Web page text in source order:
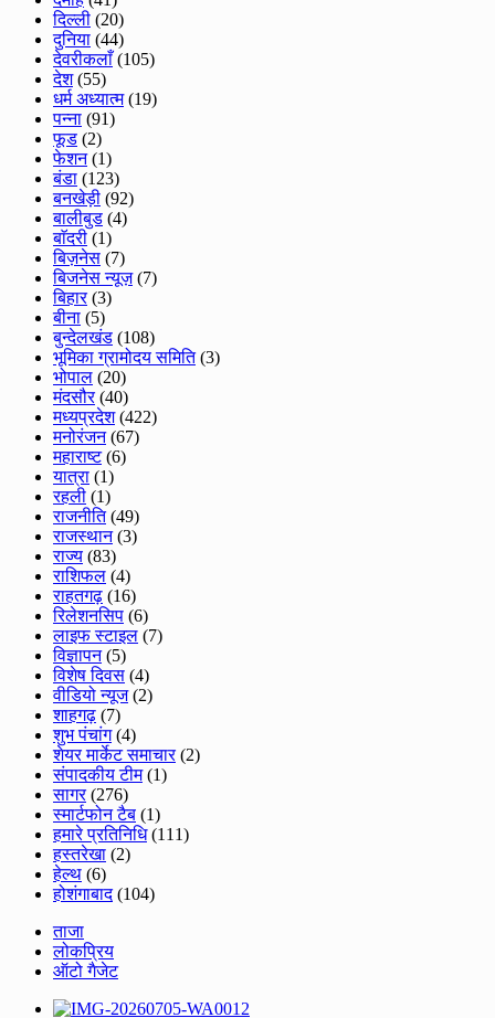
दिल्ली (20)
दुनिया (44)
देवरीकलाँ(105)
देश(55)
धर्म अध्यात्म(19)
पन्ना (91)
फूड (2)
फेशन(1)
बंडा (123)
बनखेड़ी (92)
बालीबुड (4)
बाॅदरी (1)
बिज़नेस (7)
बिजनेस न्यूज़(7)
बिहार(3)
बीना (5)
बुन्देलखंड (108)
भूमिका ग्रामोदय समिति(3)
भोपाल (20)
मंदसौर(40)
मध्यप्रदेश(422)
मनोरंजन(67)
महाराष्ट(6)
यात्रा (1)
रहली (1)
राजनीति(49)
राजस्थान(3)
राज्य (83)
राशिफल (4)
राहतगढ़ (16)
रिलेशनसिप (6)
लाइफ स्टाइल (7)
विज्ञापन(5)
विशेष दिवस (4)
वीडियो न्यूज(2)
शाहगढ़ (7)
शुभ पंचांग(4)
शेयर मार्केट समाचार(2)
संपादकीय टीम(1)
सागर(276)
स्मार्टफोन टैब (1)
हमारे प्रतिनिधि(111)
हस्तरेखा (2)
हेल्थ (6)
होशंगाबाद(104)
ताजा
लोकप्रिय
ऑटो गैजेट